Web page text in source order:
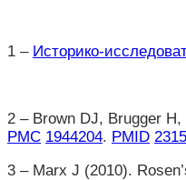
1 – Историко-
2 – Brown DJ, Brugger
PMC 1944204. PMID
3 – Marx J (2010).